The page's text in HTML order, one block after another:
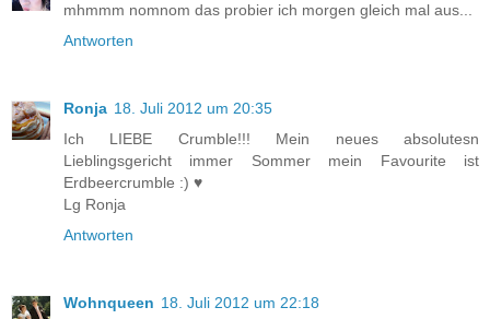
mhmmm nomnom das probier ich morgen gleich mal aus...
Antworten
Ronja 18. Juli 2012 um 20:35
Ich LIEBE Crumble!!! Mein neues absolutesn
Lieblingsgericht immer Sommer mein Favourite ist
Erdbeercrumble :) ♥
Lg Ronja
Antworten
Wohnqueen 18. Juli 2012 um 22:18